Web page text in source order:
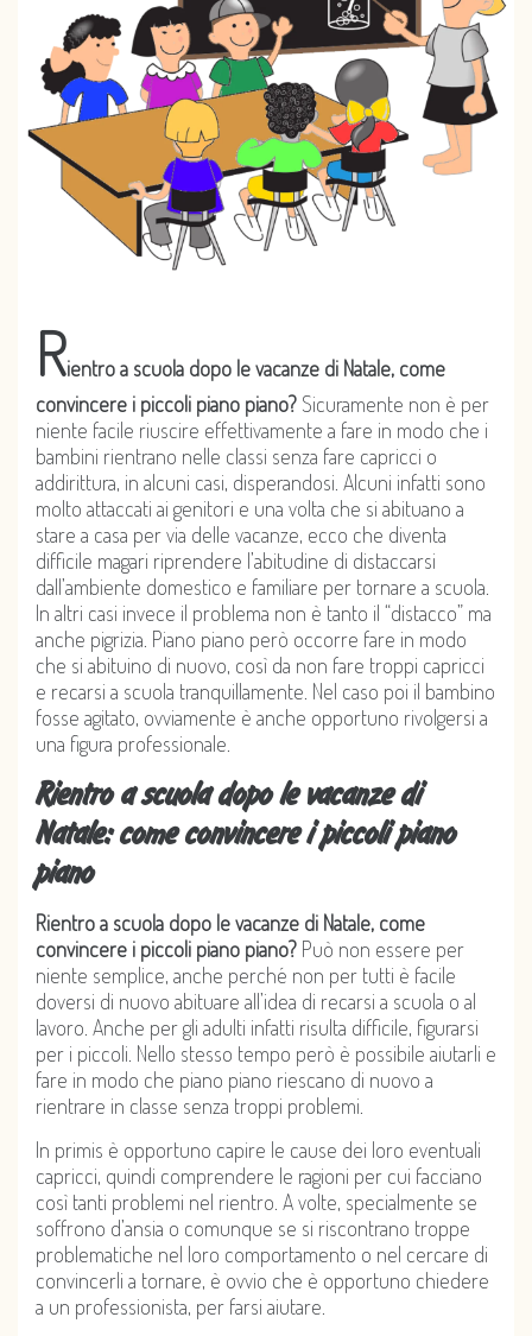
Rientro a scuola dopo le vacanze di Natale, come
convincere i piccoli piano piano? Sicuramente non è per
niente facile riuscire effettivamente a fare in modo che i
bambini rientrano nelle classi senza fare capricci o
addirittura, in alcuni casi, disperandosi. Alcuni infatti sono
molto attaccati ai genitori e una volta che si abituano a
stare a casa per via delle vacanze, ecco che diventa
difficile magari riprendere l’abitudine di distaccarsi
dall’ambiente domestico e familiare per tornare a scuola.
In altri casi invece il problema non è tanto il “distacco” ma
anche pigrizia. Piano piano però occorre fare in modo
che si abituino di nuovo, così da non fare troppi capricci
e recarsi a scuola tranquillamente. Nel caso poi il bambino
fosse agitato, ovviamente è anche opportuno rivolgersi a
una figura professionale.
Rientro a scuola dopo le vacanze di
Natale: come convincere i piccoli piano
piano
Rientro a scuola dopo le vacanze di Natale, come
convincere i piccoli piano piano? Può non essere per
niente semplice, anche perché non per tutti è facile
doversi di nuovo abituare all’idea di recarsi a scuola o al
lavoro. Anche per gli adulti infatti risulta difficile, figurarsi
per i piccoli. Nello stesso tempo però è possibile aiutarli e
fare in modo che piano piano riescano di nuovo a
rientrare in classe senza troppi problemi.
In primis è opportuno capire le cause dei loro eventuali
capricci, quindi comprendere le ragioni per cui facciano
così tanti problemi nel rientro. A volte, specialmente se
soffrono d’ansia o comunque se si riscontrano troppe
problematiche nel loro comportamento o nel cercare di
convincerli a tornare, è ovvio che è opportuno chiedere
a un professionista, per farsi aiutare.